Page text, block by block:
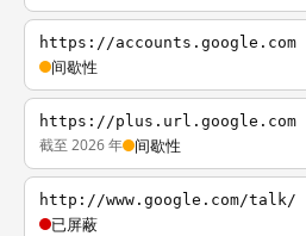
https://accounts.google.com
间歇性
https://plus.url.google.com
截至 2026 年 间歇性
http://www.google.com/talk/
已屏蔽